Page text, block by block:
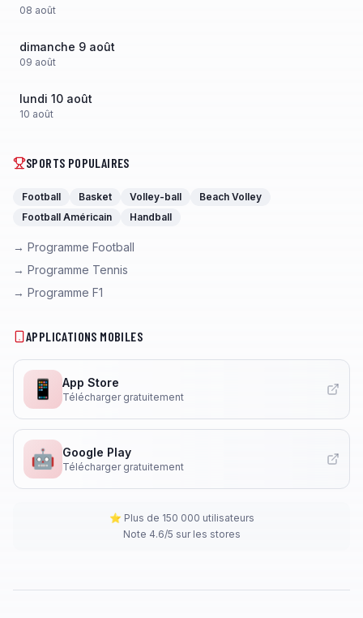
08 août
dimanche 9 août
09 août
lundi 10 août
10 août
SPORTS POPULAIRES
Football Basket Volley-ball
Beach Volley
Football Américain
Handball
→ Programme Football
→ Programme Tennis
→ Programme F1
APPLICATIONS MOBILES
📱 App Store
Télécharger gratuitement
🤖 Google Play
Télécharger gratuitement
⭐ Plus de 150 000 utilisateurs
Note 4.6/5 sur les stores